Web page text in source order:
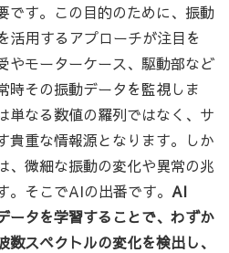
です。この目的のために、振動
活用するアプローチが注目を
やモーターケース、駆動部など
時その振動データを監視しま
単なる数値の羅列ではなく、サ
貴重な情報源となります。しか
、微細な振動の変化や異常の兆
そこでAIの出番です。 AI
ータを学習することで、わずか
スペクトルの変化を検出し、